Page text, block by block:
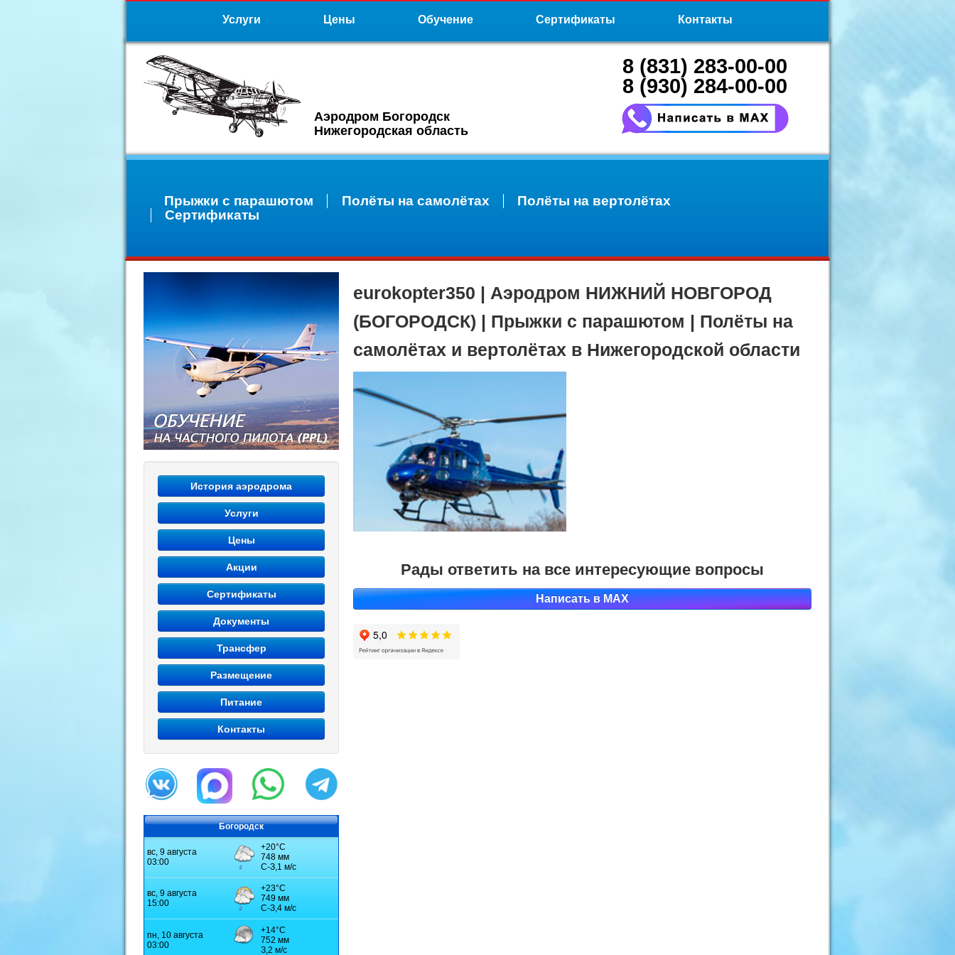
Услуги Цены Обучение Сертификаты Контакты
Аэродром Богородск
Нижегородская область
8 (831) 283-00-00
8 (930) 284-00-00
Прыжки с парашютом Полёты на самолётах
Полёты на вертолётах
Сертификаты
eurokopter350 | Аэродром НИЖНИЙ НОВГОРОД
(БОГОРОДСК) | Прыжки с парашютом | Полёты на
самолётах и вертолётах в Нижегородской области
Рады ответить на все интересующие вопросы
Написать в MAX
История аэродрома
Услуги
Цены
Акции
Сертификаты
Документы
Трансфер
Размещение
Питание
Контакты
Богородск